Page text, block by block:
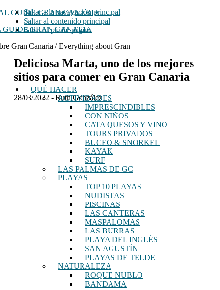
Saltar a la navegación principal
Saltar al contenido principal
Saltar al pie de página
GUIDE GRAN CANARIA
Gran Canaria / Everything about Gran
QUÉ HACER
ACTIVIDADES
IMPRESCINDIBLES
CON NIÑOS
CATA QUESOS Y VINO
TOURS PRIVADOS
BUCEO & SNORKEL
KAYAK
SURF
LAS PALMAS DE GC
PLAYAS
TOP 10 PLAYAS
NUDISTAS
PISCINAS
LAS CANTERAS
MASPALOMAS
LAS BURRAS
PLAYA DEL INGLÉS
SAN AGUSTÍN
PLAYAS DE TELDE
NATURALEZA
ROQUE NUBLO
BANDAMA
Deliciosa Marta, uno de los mejores
sitios para comer en Gran Canaria
28/03/2022 - Ruth González